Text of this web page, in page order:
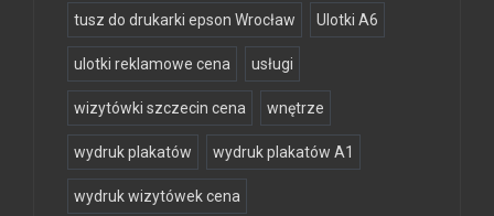
tusz do drukarki epson Wrocław Ulotki A6
ulotki reklamowe cena usługi
wizytówki szczecin cena wnętrze
wydruk plakatów wydruk plakatów A1
wydruk wizytówek cena